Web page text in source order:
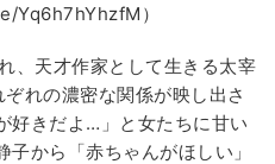
Yq6h7hYhzfM）
、天才作家として生きる太宰
れの濃密な関係が映し出さ
好きだよ…」と女たちに甘い
から「赤ちゃんがほしい」